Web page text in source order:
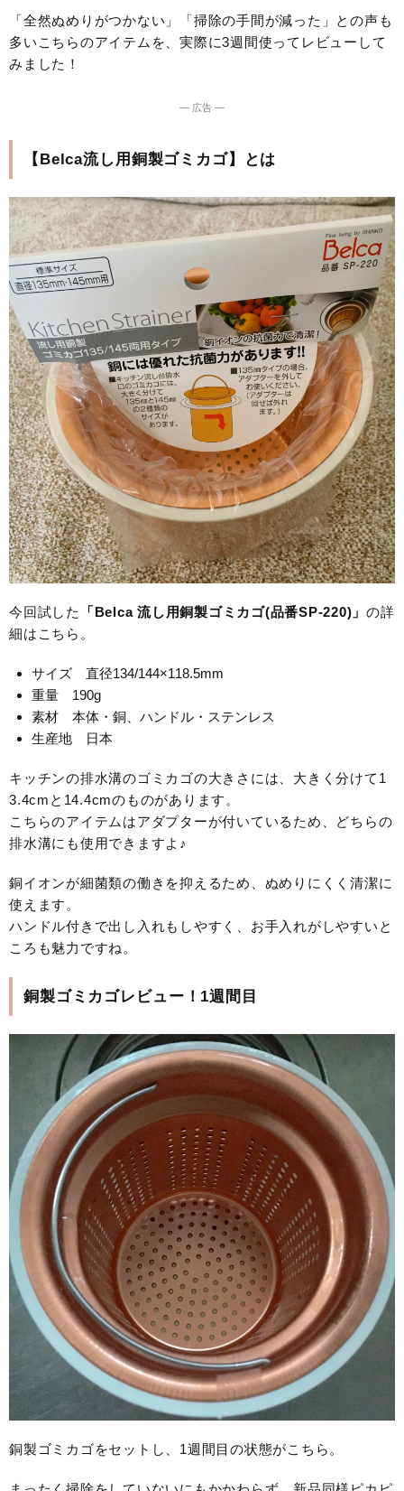
「全然ぬめりがつかない」「掃除の手間が減った」との声も
多いこちらのアイテムを、実際に3週間使ってレビューして
みました！
― 広告 ―
【Belca流し用銅製ゴミカゴ】とは
今回試した 「Belca 流し用銅製ゴミカゴ(品番SP-220)」 の詳
細はこちら。
サイズ 直径134/144×118.5mm
重量 190g
素材 本体・銅、ハンドル・ステンレス
生産地 日本
キッチンの排水溝のゴミカゴの大きさには、大きく分けて1
3.4cmと14.4cmのものがあります。
こちらのアイテムはアダプターが付いているため、どちらの
排水溝にも使用できますよ♪
銅イオンが細菌類の働きを抑えるため、ぬめりにくく清潔に
使えます。
ハンドル付きで出し入れもしやすく、お手入れがしやすいと
ころも魅力ですね。
銅製ゴミカゴレビュー！1週間目
銅製ゴミカゴをセットし、1週間目の状態がこちら。